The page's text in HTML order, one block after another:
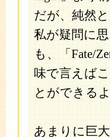
だが、純然
私が疑問に
も、「Fate/
味で言えば
とができる
あまりに巨